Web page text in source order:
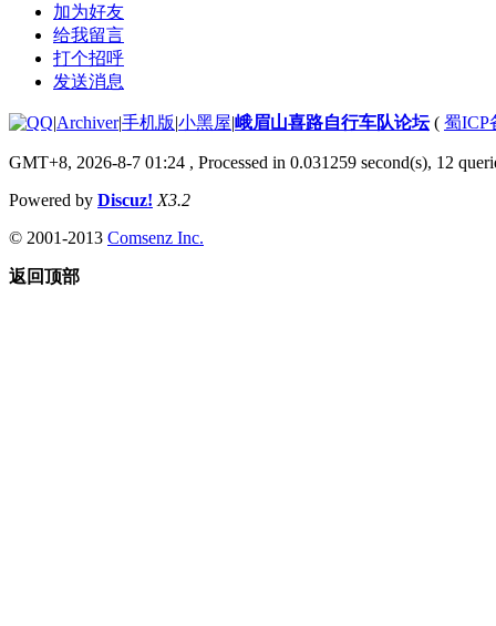
加为好友
给我留言
打个招呼
发送消息
|Archiver|手机版|小黑屋|峨眉山喜路自行车队论坛( 蜀ICP
GMT+8, 2026-8-7 01:24 , Processed in 0.031259 second(s), 12
Powered by Discuz! X3.2
© 2001-2013 Comsenz Inc.
返回顶部